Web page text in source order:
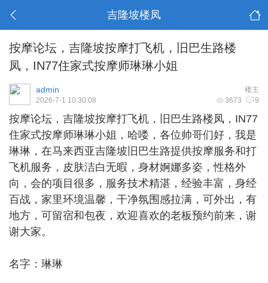
吉隆坡楼凤
按摩论坛，吉隆坡按摩打飞机，旧巴生路楼
凤，IN77住家式按摩师琳琳小姐
楼主
admin
3673 9
2026-7-1 10:30:08
按摩论坛， 吉隆坡按摩打飞机 ，旧巴生路楼凤，IN77
住家式按摩师琳琳小姐，哈喽，各位帅哥们好，我是
琳琳，在马来西亚吉隆坡旧巴生路提供按摩服务和打
飞机服务，皮肤洁白无暇，身材婀娜多姿，性格外
向，会的项目很多，服务技术精湛，经验丰富，身经
百战，家里环境温馨，干净氛围感拉满，可外出，有
地方，可留宿和包夜，欢迎喜欢的老板预约前来，谢
谢大家。
名字：琳琳